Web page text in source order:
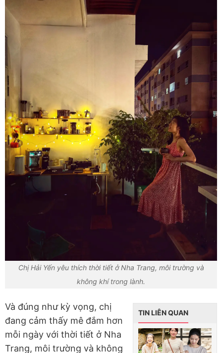
Chị Hải Yến yêu thích thời tiết ở Nha Trang, môi trường và
không khí trong lành.
TIN LIÊN QUAN
Và đúng như kỳ vọng, chị
đang cảm thấy mê đắm hơn
mỗi ngày với thời tiết ở Nha
Trang, môi trường và không